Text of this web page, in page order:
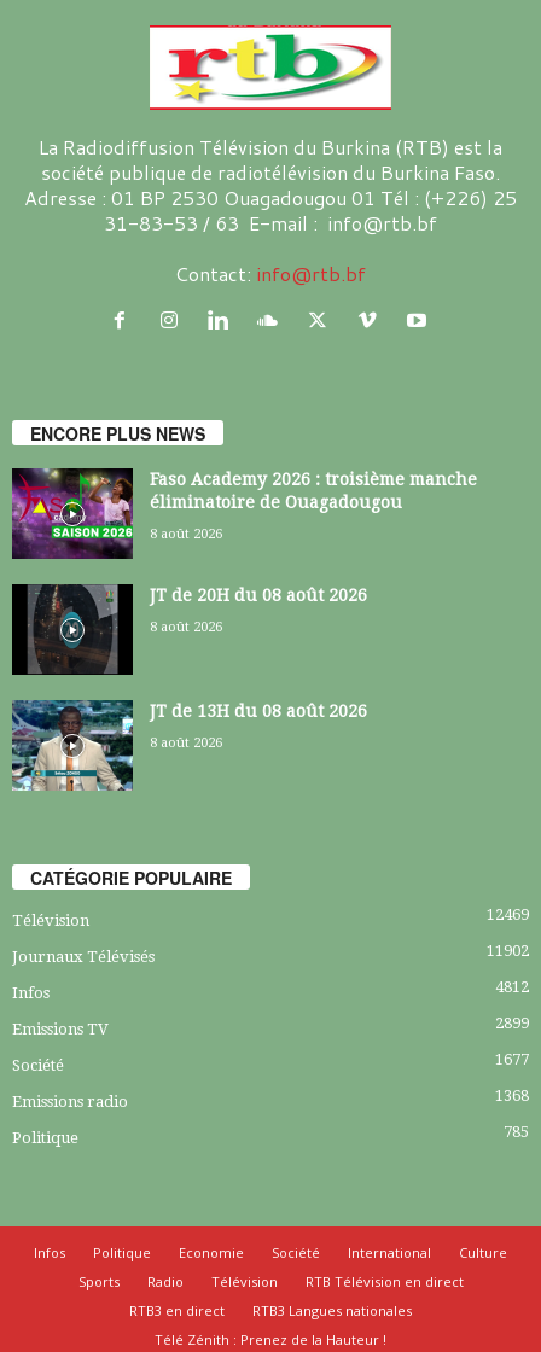
La Radiodiffusion Télévision du Burkina (RTB) est la
société publique de radiotélévision du Burkina Faso.
Adresse : 01 BP 2530 Ouagadougou 01 Tél : (+226) 25
31-83-53 / 63 E-mail : info@rtb.bf
Contact: info@rtb.bf
ENCORE PLUS NEWS
Faso Academy 2026 : troisième manche
éliminatoire de Ouagadougou
8 août 2026
JT de 20H du 08 août 2026
8 août 2026
JT de 13H du 08 août 2026
8 août 2026
CATÉGORIE POPULAIRE
Télévision 12469
Journaux Télévisés 11902
Infos 4812
Emissions TV 2899
Société 1677
Emissions radio 1368
Politique 785
Infos Politique Economie Société International
Culture
Sports
Radio Télévision
RTB Télévision en direct
RTB3 en direct
RTB3 Langues nationales
Télé Zénith : Prenez de la Hauteur !